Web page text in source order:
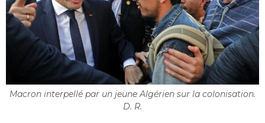
Macron interpellé par un jeune Algérien sur la colonisation.
D. R.